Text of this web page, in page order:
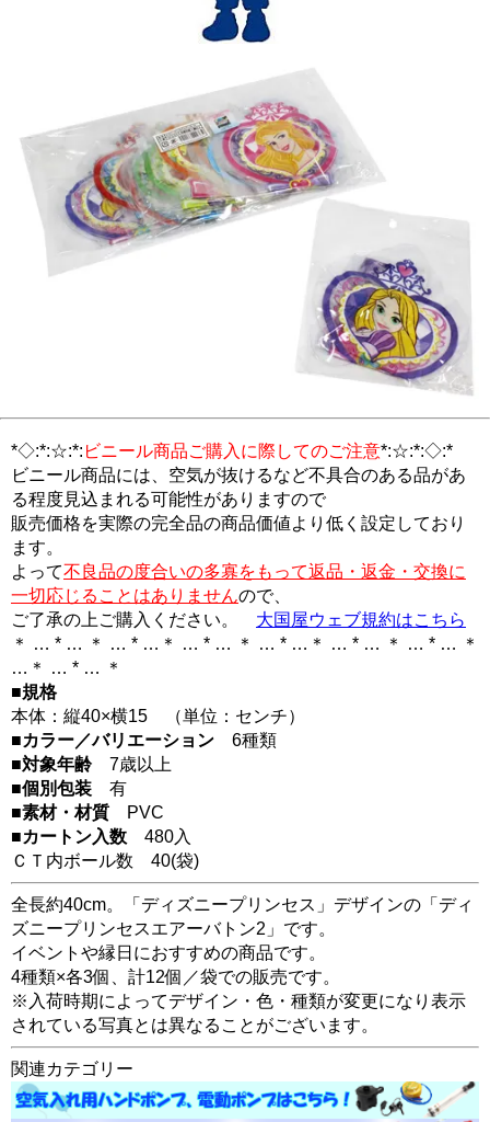
*◇:*:☆:*: ビニール商品ご購入に際してのご注意*:☆:*:◇:*
ビニール商品には、空気が抜けるなど不具合のある品があ
る程度見込まれる可能性がありますので
販売価格を実際の完全品の商品価値より低く設定しており
ます。
よって不良品の度合いの多寡をもって返品・返金・交換に
一切応じることはありませんので、
ご了承の上ご購入ください。 大国屋ウェブ規約はこちら
＊ … * … ＊ … * …＊ … * … ＊ … * …＊ … * … ＊ … * … ＊
…＊ … * … ＊
■規格
本体：縦40×横15 （単位：センチ）
■カラー／バリエーション 6種類
■対象年齢 7歳以上
■個別包装 有
■素材・材質 PVC
■カートン入数 480入
ＣＴ内ボール数 40(袋)
全長約40cm。「ディズニープリンセス」デザインの「ディ
ズニープリンセスエアーバトン2」です。
イベントや縁日におすすめの商品です。
4種類×各3個、計12個／袋での販売です。
※入荷時期によってデザイン・色・種類が変更になり表示
されている写真とは異なることがございます。
関連カテゴリー